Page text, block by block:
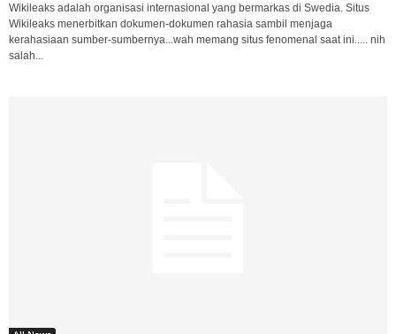
Wikileaks adalah organisasi internasional yang bermarkas di Swedia. Situs
Wikileaks menerbitkan dokumen-dokumen rahasia sambil menjaga
kerahasiaan sumber-sumbernya...wah memang situs fenomenal saat ini..... nih
salah...